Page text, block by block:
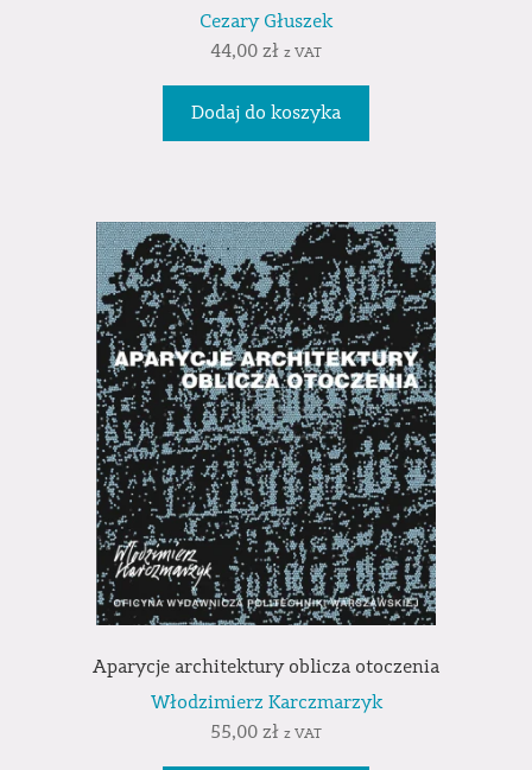
Cezary Głuszek
44,00 zł z VAT
Dodaj do koszyka
Aparycje architektury oblicza otoczenia
Włodzimierz Karczmarzyk
55,00 zł z VAT